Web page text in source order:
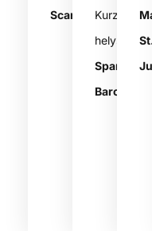
Scarborough
Kurzus
helyszíne:
Barcelona